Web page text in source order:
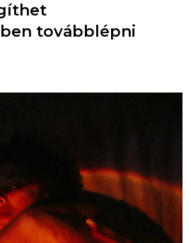
továbblépni